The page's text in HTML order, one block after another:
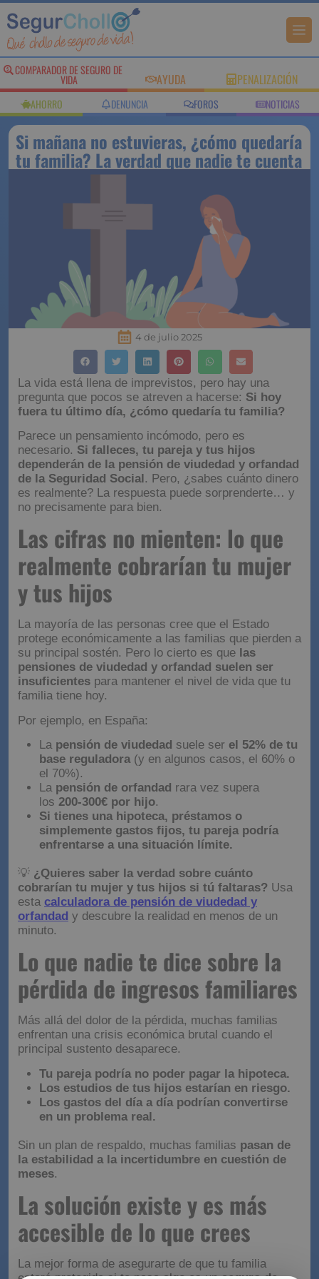
COMPARADOR DE SEGURO DE
VIDA AYUDA PENALIZACIÓN
AHORRO DENUNCIA FOROS NOTICIAS
Si mañana no estuvieras, ¿cómo quedaría
tu familia? La verdad que nadie te cuenta
4 de julio 2025
La vida está llena de imprevistos, pero hay una
pregunta que pocos se atreven a hacerse: Si hoy
fuera tu último día, ¿cómo quedaría tu familia?
Parece un pensamiento incómodo, pero es
necesario. Si falleces, tu pareja y tus hijos
dependerán de la pensión de viudedad y orfandad
de la Seguridad Social. Pero, ¿sabes cuánto dinero
es realmente? La respuesta puede sorprenderte… y
no precisamente para bien.
Las cifras no mienten: lo que
realmente cobrarían tu mujer
y tus hijos
La mayoría de las personas cree que el Estado
protege económicamente a las familias que pierden a
su principal sostén. Pero lo cierto es que las
pensiones de viudedad y orfandad suelen ser
insuficientes para mantener el nivel de vida que tu
familia tiene hoy.
Por ejemplo, en España:
La pensión de viudedad suele ser el 52% de tu
base reguladora(y en algunos casos, el 60% o
el 70%).
La pensión de orfandad rara vez supera
los 200-300€ por hijo.
Si tienes una hipoteca, préstamos o
simplemente gastos fijos, tu pareja podría
enfrentarse a una situación límite.
💡 ¿Quieres saber la verdad sobre cuánto
cobrarían tu mujer y tus hijos si tú faltaras? Usa
esta calculadora de pensión de viudedad y
orfandad y descubre la realidad en menos de un
minuto.
Lo que nadie te dice sobre la
pérdida de ingresos familiares
Más allá del dolor de la pérdida, muchas familias
enfrentan una crisis económica brutal cuando el
principal sustento desaparece.
Tu pareja podría no poder pagar la hipoteca.
Los estudios de tus hijos estarían en riesgo.
Los gastos del día a día podrían convertirse
en un problema real.
Sin un plan de respaldo, muchas familias pasan de
la estabilidad a la incertidumbre en cuestión de
meses.
La solución existe y es más
accesible de lo que crees
La mejor forma de asegurarte de que tu familia